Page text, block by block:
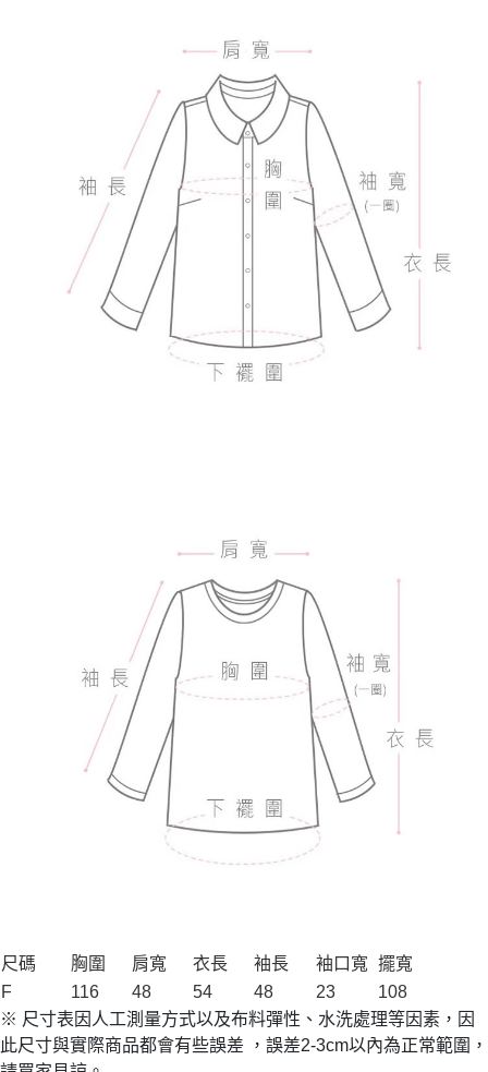
尺碼 胸圍 肩寬 衣長 袖長 袖口寬 擺寬
F
116 48 54 48 23
108
※ 尺寸表因人工測量方式以及布料彈性、水洗處理等因素，因
此尺寸與實際商品都會有些誤差 ，誤差2-3cm以內為正常範圍，